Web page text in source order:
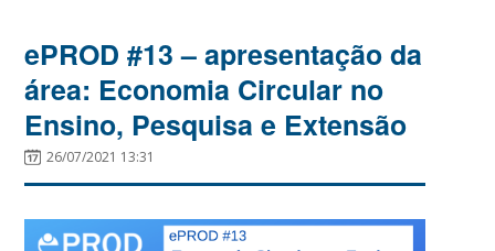
ePROD #13 – apresentação da
área: Economia Circular no
Ensino, Pesquisa e Extensão
26/07/2021 13:31